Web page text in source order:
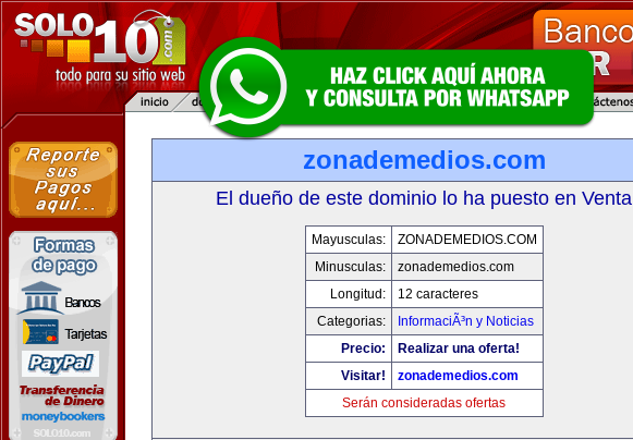
zonademedios.com
El dueño de este dominio lo ha puesto en Venta
Mayusculas:
ZONADEMEDIOS.COM
Minusculas:
zonademedios.com
Longitud:
12 caracteres
Categorias:
InformaciÃ³n y Noticias
Precio:
Realizar una oferta!
Visitar!
zonademedios.com
Serán consideradas ofertas